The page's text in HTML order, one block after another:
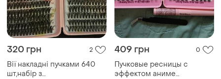
320 грн 2
Вії накладні пучками 640
шт,набір з
409 грн 0
Пучковые ресницы с
эффектом аниме